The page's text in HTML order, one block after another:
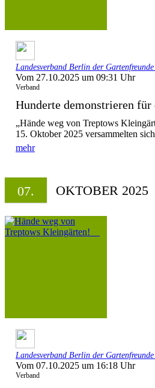
Landesverband Berlin der Gartenfreunde
Vom 27.10.2025 um 09:31 Uhr
Verband
Hunderte demonstrieren
„Hände weg von Treptows
15. Oktober 2025 versammelten
mehr
07. OKTOBER 2025
Landesverband Berlin der Gartenfreunde
Vom 07.10.2025 um 16:18 Uhr
Verband